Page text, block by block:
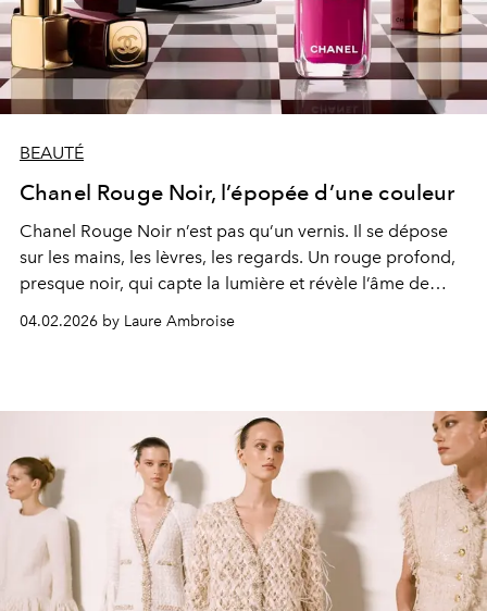
BEAUTÉ
Chanel Rouge Noir, l’épopée d’une couleur
Chanel Rouge Noir n’est pas qu’un vernis. Il se dépose
sur les mains, les lèvres, les regards. Un rouge profond,
presque noir, qui capte la lumière et révèle l’âme de
celles qui le portent.
04.02.2026 by Laure Ambroise